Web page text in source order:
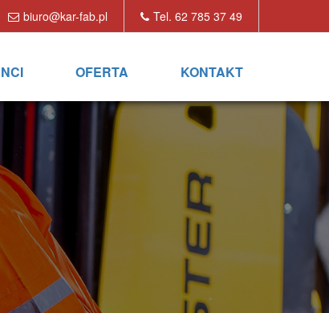
Tel. 62 785 37 49
biuro@kar-fab.pl
OFERTA KONTAKT